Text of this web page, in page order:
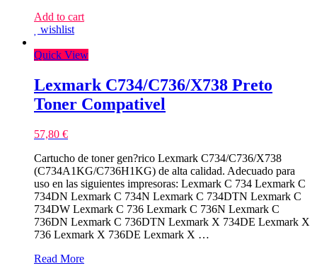
Add to cart
wishlist
Quick View
Lexmark C734/C736/X738 Preto
Toner Compativel
57,80 €
Cartucho de toner gen?rico Lexmark C734/C736/X738
(C734A1KG/C736H1KG) de alta calidad. Adecuado para
uso en las siguientes impresoras: Lexmark C 734 Lexmark C
734DN Lexmark C 734N Lexmark C 734DTN Lexmark C
734DW Lexmark C 736 Lexmark C 736N Lexmark C
736DN Lexmark C 736DTN Lexmark X 734DE Lexmark X
736 Lexmark X 736DE Lexmark X …
Lexmark
Read More